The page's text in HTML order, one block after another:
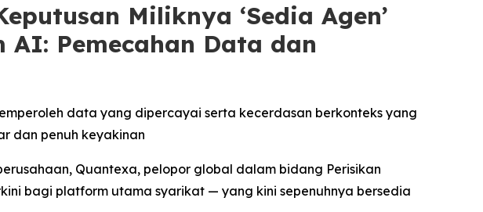
Miliknya ‘Sedia Agen’
Pemecahan Data dan
data yang dipercayai serta kecerdasan berkonteks yang
dan penuh keyakinan
Quantexa, pelopor global dalam bidang Perisikan
bagi platform utama syarikat — yang kini sepenuhnya bersedia